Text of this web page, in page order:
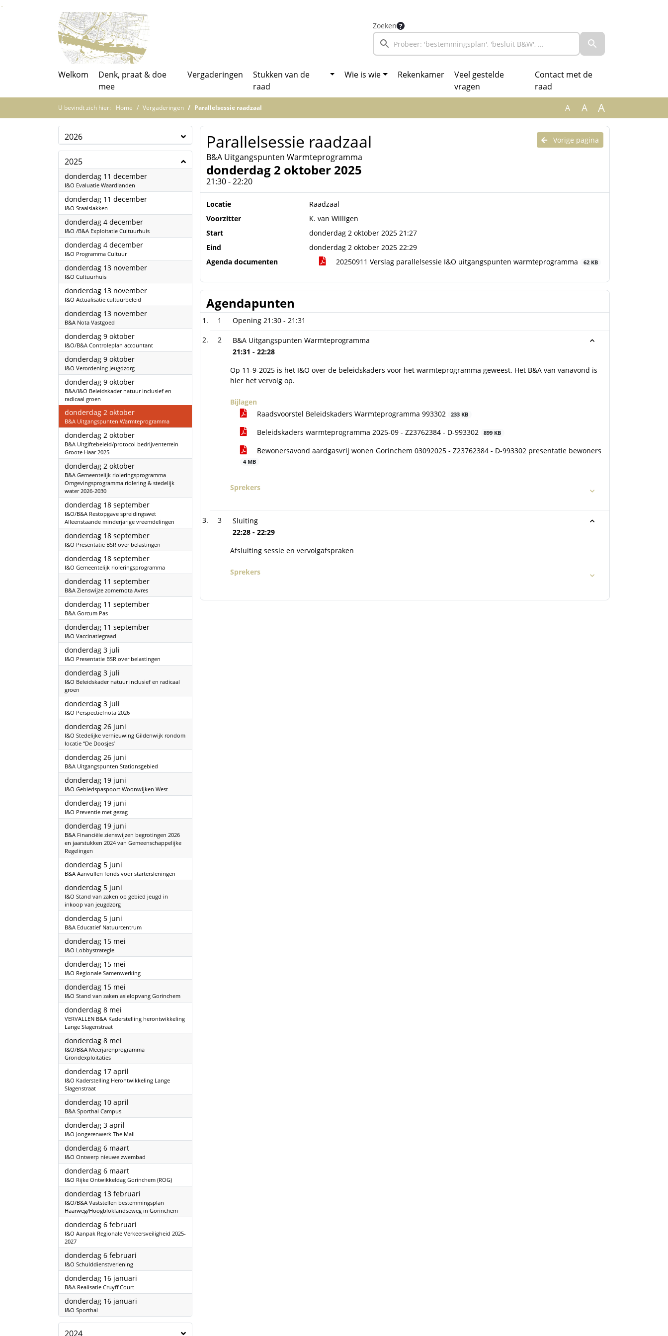
Ga naar de inhoud van deze pagina
Ga naar het zoeken
Ga naar het menu
Zoeken
Welkom
Denk, praat & doe
mee
Vergaderingen
Stukken van de
raad
Wie is wie Rekenkamer
Veel gestelde
vragen
Contact met de
raad
U bevindt zich hier: Home Vergaderingen Parallelsessie raadzaal A A A
2026
2025
donderdag 11 december2025
I&O Evaluatie Waardlanden
donderdag 11 december2025
I&O Staalslakken
donderdag 4 december2025
I&O /B&A Exploitatie Cultuurhuis
donderdag 4 december2025
I&O Programma Cultuur
donderdag 13 november2025
I&O Cultuurhuis
donderdag 13 november2025
I&O Actualisatie cultuurbeleid
donderdag 13 november2025
B&A Nota Vastgoed
donderdag 9 oktober2025
I&O/B&A Controleplan accountant
donderdag 9 oktober2025
I&O Verordening Jeugdzorg
donderdag 9 oktober2025
B&A/I&O Beleidskader natuur inclusief en
radicaal groen
donderdag 2 oktober2025
B&A Uitgangspunten Warmteprogramma
donderdag 2 oktober2025
B&A Uitgiftebeleid/protocol bedrijventerrein
Groote Haar 2025
donderdag 2 oktober2025
B&A Gemeentelijk rioleringsprogramma
Omgevingsprogramma riolering & stedelijk
water 2026-2030
donderdag 18 september2025
I&O/B&A Restopgave spreidingswet
Alleenstaande minderjarige vreemdelingen
donderdag 18 september2025
I&O Presentatie BSR over belastingen
donderdag 18 september2025
I&O Gemeentelijk rioleringsprogramma
donderdag 11 september2025
B&A Zienswijze zomernota Avres
donderdag 11 september2025
B&A Gorcum Pas
donderdag 11 september2025
I&O Vaccinatiegraad
donderdag 3 juli
I&O Presentatie BSR over belastingen
donderdag 3 juli
I&O Beleidskader natuur inclusief en radicaal
groen
donderdag 3 juli
I&O Perspectiefnota 2026
donderdag 26 juni
I&O Stedelijke vernieuwing Gildenwijk rondom
locatie “De Doosjes’
donderdag 26 juni
B&A Uitgangspunten Stationsgebied
donderdag 19 juni
I&O Gebiedspaspoort Woonwijken West
donderdag 19 juni
I&O Preventie met gezag
donderdag 19 juni
B&A Financiële zienswijzen begrotingen 2026
en jaarstukken 2024 van Gemeenschappelijke
Regelingen
donderdag 5 juni
B&A Aanvullen fonds voor startersleningen
donderdag 5 juni
I&O Stand van zaken op gebied jeugd in
inkoop van jeugdzorg
donderdag 5 juni
B&A Educatief Natuurcentrum
donderdag 15 mei
I&O Lobbystrategie
donderdag 15 mei
I&O Regionale Samenwerking
donderdag 15 mei
I&O Stand van zaken asielopvang Gorinchem
donderdag 8 mei
VERVALLEN B&A Kaderstelling herontwikkeling
Lange Slagenstraat
donderdag 8 mei
I&O/B&A Meerjarenprogramma
Grondexploitaties
donderdag 17 april
I&O Kaderstelling Herontwikkeling Lange
Slagenstraat
donderdag 10 april
B&A Sporthal Campus
donderdag 3 april
I&O Jongerenwerk The Mall
donderdag 6 maart2025
I&O Ontwerp nieuwe zwembad
donderdag 6 maart2025
I&O Rijke Ontwikkeldag Gorinchem (ROG)
donderdag 13 februari
I&O/B&A Vaststellen bestemmingsplan
Haarweg/Hoogbloklandseweg in Gorinchem
donderdag 6 februari
I&O Aanpak Regionale Verkeersveiligheid 2025-
2027
donderdag 6 februari
I&O Schulddienstverlening
donderdag 16 januari
B&A Realisatie Cruyff Court
donderdag 16 januari
I&O Sporthal
2024
Vorige pagina
Parallelsessie raadzaal
B&A Uitgangspunten Warmteprogramma
donderdag 2 oktober 2025
21:30 - 22:20
Locatie
Raadzaal
Voorzitter
K. van Willigen
Start
donderdag 2 oktober 2025 21:27
Eind
donderdag 2 oktober 2025 22:29
Agenda documenten
20250911 Verslag parallelsessie I&O uitgangspunten warmteprogramma 62 KB
Agendapunten
1 Opening 21:30 - 21:31
2
B&A Uitgangspunten Warmteprogramma
21:31 - 22:28
Op 11-9-2025 is het I&O over de beleidskaders voor het warmteprogramma geweest. Het B&A van vanavond is
hier het vervolg op.
Bijlagen
Raadsvoorstel Beleidskaders Warmteprogramma 993302
233 KB
Beleidskaders warmteprogramma 2025-09 - Z23762384 - D-993302 899 KB
Bewonersavond aardgasvrij wonen Gorinchem 03092025 - Z23762384 - D-993302 presentatie bewoners
4 MB
Sprekers
3
Sluiting
22:28 - 22:29
Afsluiting sessie en vervolgafspraken
Sprekers